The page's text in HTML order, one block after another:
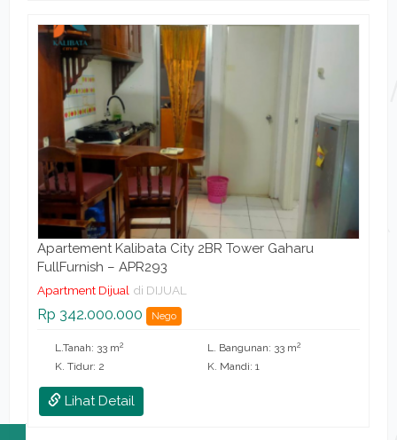
Apartement Kalibata City 2BR Tower Gaharu
FullFurnish – APR293
Apartment Dijual di DIJUAL
Rp 342.000.000 Nego
L.Tanah: 33 m2 L. Bangunan: 33 m2
K. Tidur: 2 K. Mandi: 1
Lihat Detail